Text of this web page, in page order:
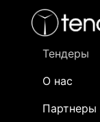
Тендеры
О нас
Партнеры
- активный лот
- сохраненный